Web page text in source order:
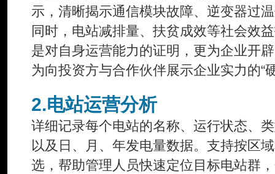
示，清晰揭示通信模块故障、逆变器过
同时，电站减排量、扶贫成效等社会效
是对自身运营能力的证明，更为企业开
为向投资方与合作伙伴展示企业实力的“
2.电站运营分析
详细记录每个电站的名称、运行状态、
以及日、月、年发电量数据。支持按区
选，帮助管理人员快速定位目标电站群